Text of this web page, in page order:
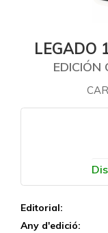
LEGADO
Editorial:
Any d'edició: